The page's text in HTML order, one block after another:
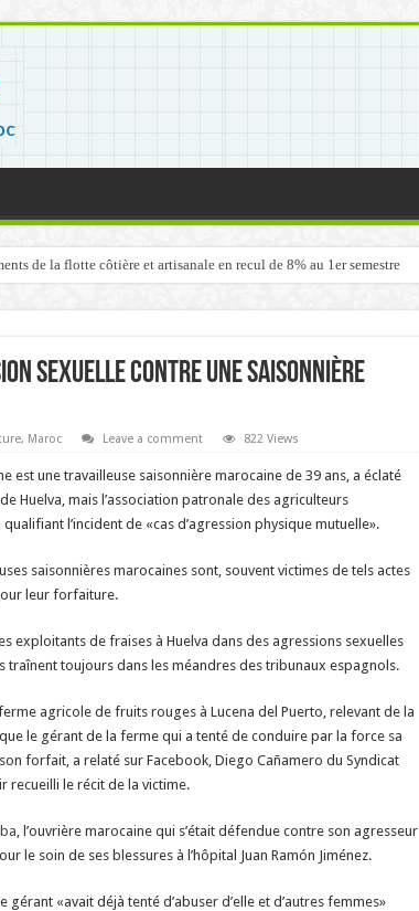
de la flotte côtière et artisanale en recul de 8% au 1er semestre
sexuelle contre une saisonnière
, Maroc Leave a comment 822 Views
est une travailleuse saisonnière marocaine de 39 ans, a éclaté
Huelva, mais l’association patronale des agriculteurs
l’incident de «cas d’agression physique mutuelle».
saisonnières marocaines sont, souvent victimes de tels actes
leur forfaiture.
exploitants de fraises à Huelva dans des agressions sexuelles
traînent toujours dans les méandres des tribunaux espagnols.
agricole de fruits rouges à Lucena del Puerto, relevant de la
le gérant de la ferme qui a tenté de conduire par la force sa
forfait, a relaté sur Facebook, Diego Cañamero du Syndicat
recueilli le récit de la victime.
, l’ouvrière marocaine qui s’était défendue contre son agresseur
le soin de ses blessures à l’hôpital Juan Ramón Jiménez.
«avait déjà tenté d’abuser d’elle et d’autres femmes»